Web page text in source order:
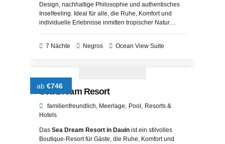
Design, nachhaltige Philosophie und authentisches
Inselfeeling. Ideal für alle, die Ruhe, Komfort und
individuelle Erlebnisse inmitten tropischer Natur
7 Nächte Negros Ocean View Suite
ab €746
Sea Dream Resort
familienfreundlich Meerlage Pool
Resorts &
Hotels
Das Sea Dream Resort in Dauinist ein stilvolles
Boutique-Resort für Gäste, die Ruhe, Komfort und